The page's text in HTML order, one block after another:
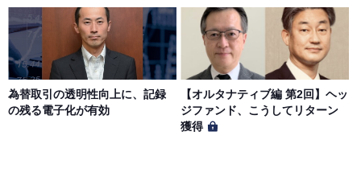
サイトのサービス内容を変更する場合があります。
第７条（個人情報の取扱い）
当社は、会員の個人情報を別途オンライン上に掲示する
「プライバシーポリシー」に基づき、適切に取り扱うもの
為替取引の透明性向上に、記録
の残る電子化が有効
【オルタナティブ編 第2回】ヘッ
ジファンド、こうしてリターン
獲得